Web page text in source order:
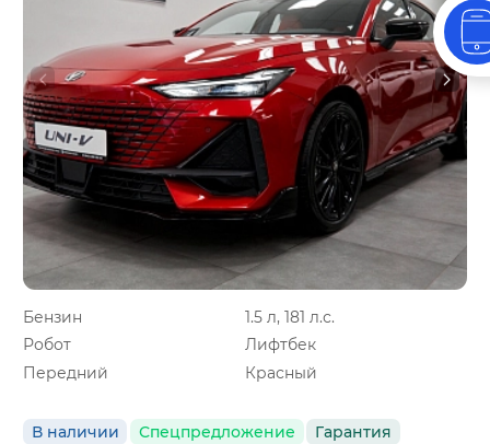
Бензин
1.5 л, 181 л.с.
Робот
Лифтбек
Передний
Красный
В наличии Спецпредложение
Гарантия